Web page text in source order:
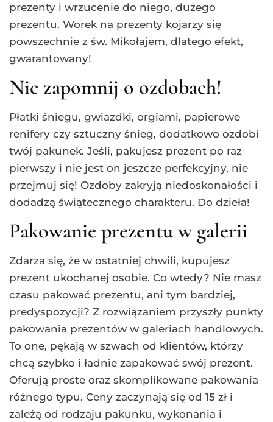
prezenty i wrzucenie do niego, dużego
prezentu. Worek na prezenty kojarzy się
powszechnie z św. Mikołajem, dlatego efekt,
gwarantowany!
Nie zapomnij o ozdobach!
Płatki śniegu, gwiazdki, orgiami, papierowe
renifery czy sztuczny śnieg, dodatkowo ozdobi
twój pakunek. Jeśli, pakujesz prezent po raz
pierwszy i nie jest on jeszcze perfekcyjny, nie
przejmuj się! Ozdoby zakryją niedoskonałości i
dodadzą świątecznego charakteru. Do dzieła!
Pakowanie prezentu w galerii
Zdarza się, że w ostatniej chwili, kupujesz
prezent ukochanej osobie. Co wtedy? Nie masz
czasu pakować prezentu, ani tym bardziej,
predyspozycji? Z rozwiązaniem przyszły punkty
pakowania prezentów w galeriach handlowych.
To one, pękają w szwach od klientów, którzy
chcą szybko i ładnie zapakować swój prezent.
Oferują proste oraz skomplikowane pakowania
różnego typu. Ceny zaczynają się od 15 zł i
zależą od rodzaju pakunku, wykonania i